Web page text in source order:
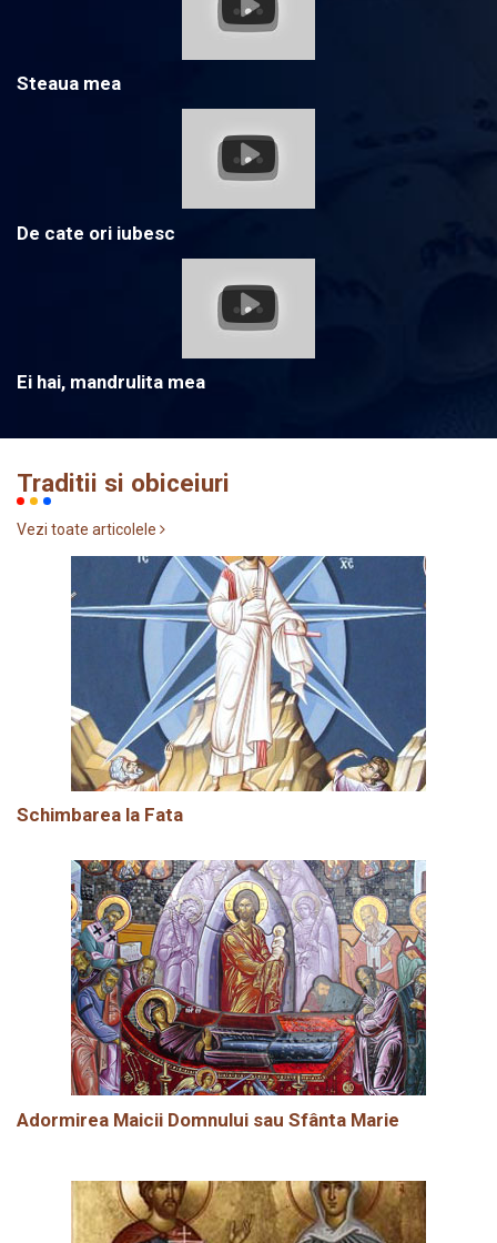
Steaua mea
De cate ori iubesc
Ei hai, mandrulita mea
Traditii si obiceiuri
Vezi toate articolele
Schimbarea la Fata
Adormirea Maicii Domnului sau Sfânta Marie